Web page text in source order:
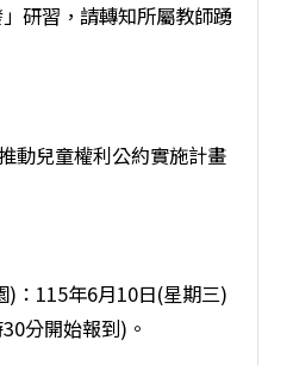
研習，請轉知所屬教師踴
動兒童權利公約實施計畫
)：115年6月10日(星期三)
分開始報到)。